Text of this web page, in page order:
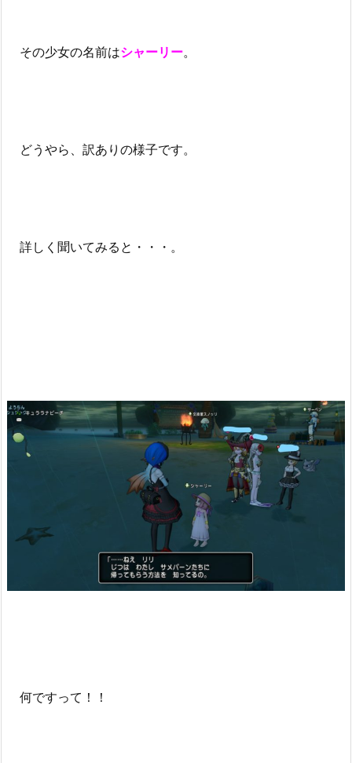
その少女の名前はシャーリー。
どうやら、訳ありの様子です。
詳しく聞いてみると・・・。
何ですって！！